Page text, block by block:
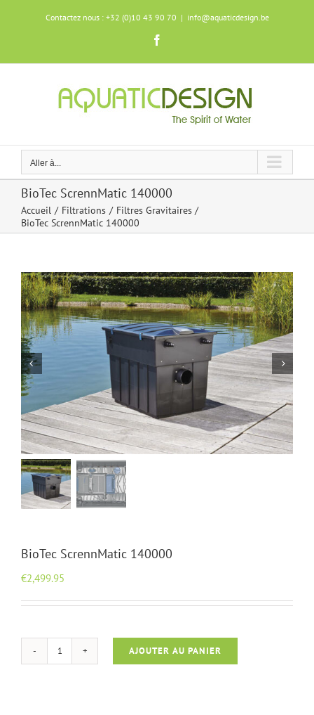
Contactez nous : +32 (0)10 43 90 70 | info@aquaticdesign.be
Aller à...
BioTec ScrennMatic 140000
Accueil Filtrations
Filtres Gravitaires
BioTec ScrennMatic 140000
BioTec ScrennMatic 140000
€2,499.95
quantité
AJOUTER AU PANIER